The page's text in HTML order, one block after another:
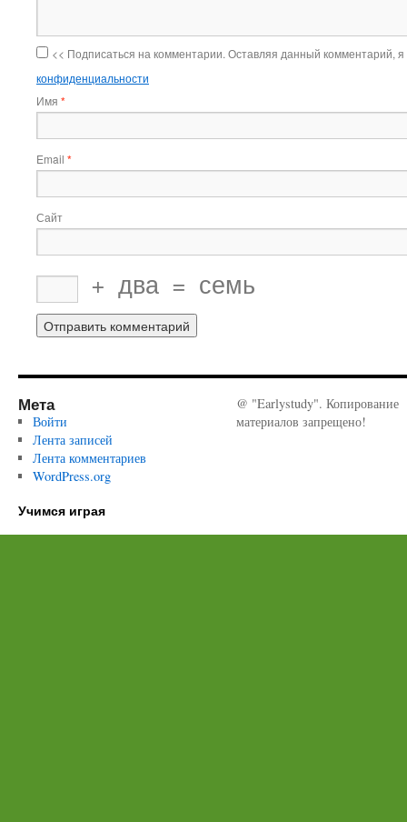
<< Подписаться на комментарии. Оставляя данный комментарий,
конфиденциальности
Имя *
Email *
Сайт
+ два = семь
Мета
Войти
Лента записей
Лента комментариев
WordPress.org
@ "Earlystudy". Копирование
материалов запрещено!
Учимся играя